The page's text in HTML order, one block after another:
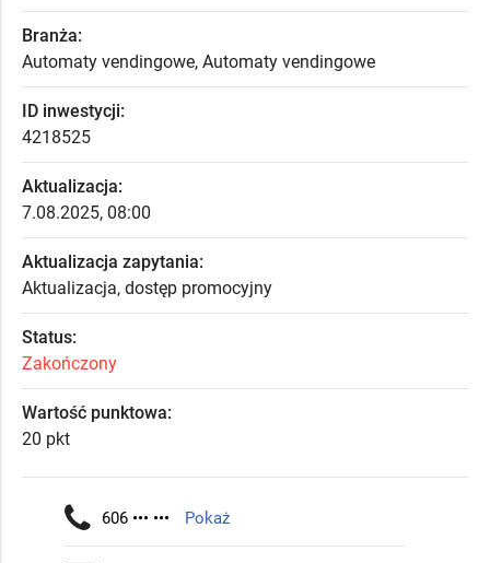
Branża:
Automaty vendingowe, Automaty vendingowe
ID inwestycji:
4218525
Aktualizacja:
7.08.2025, 08:00
Aktualizacja zapytania:
Aktualizacja, dostęp promocyjny
Status:
Zakończony
Wartość punktowa:
20 pkt
606 ••• ••• Pokaż